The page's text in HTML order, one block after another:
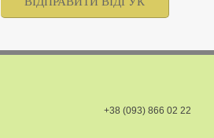
+38 (093) 866 02 22